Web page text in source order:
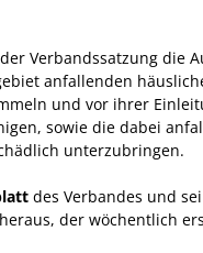
Verbandssatzung die
anfallenden
und vor ihrer
sowie die dabei
unterzubringen.
des Verbandes und
der wöchentlich